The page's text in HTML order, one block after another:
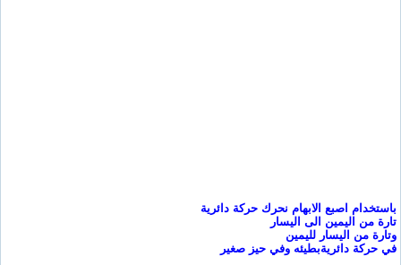
باستخدام اصبع الابهام نحرك حركة دائرية
تارة من اليمين الى اليسار
وتارة من اليسار لليمين
في حركة دائريةبطيئه وفي حيز صغير